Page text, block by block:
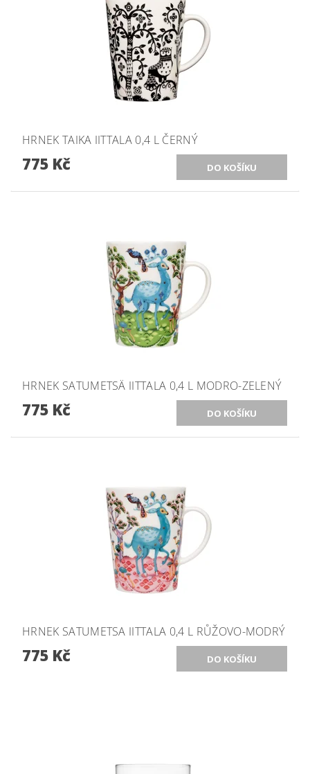
HRNEK TAIKA IITTALA 0,4 L ČERNÝ
775 Kč
HRNEK SATUMETSÄ IITTALA 0,4 L MODRO-ZELENÝ
775 Kč
HRNEK SATUMETSA IITTALA 0,4 L RŮŽOVO-MODRÝ
775 Kč